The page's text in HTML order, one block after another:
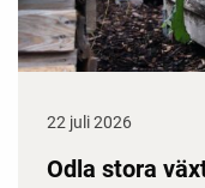
22 juli 2026
Odla stora